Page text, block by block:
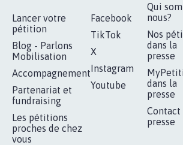
Lancer votre
pétition
Blog - Parlons
Mobilisation
Accompagnement
Partenariat et
fundraising
Les pétitions
proches de chez
vous
Facebook
TikTok
X
Instagram
Youtube
Qui
nous?
Nos
dans la
presse
dans la
presse
Contact
presse